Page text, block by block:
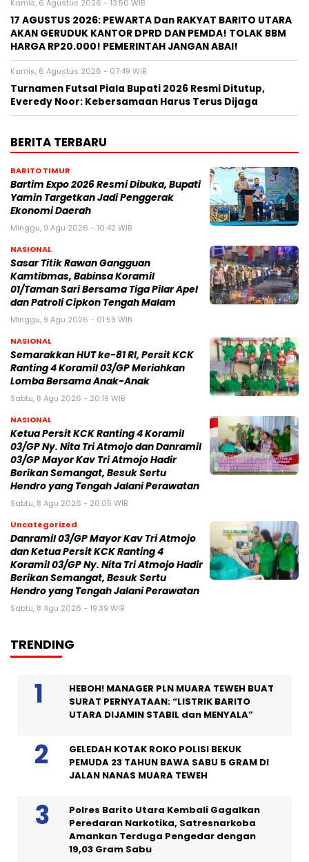
Kamis, 6 Agustus 2026 - 13:50 WIB
17 AGUSTUS 2026: PEWARTA Dan RAKYAT BARITO UTARA
AKAN GERUDUK KANTOR DPRD DAN PEMDA! TOLAK BBM
HARGA RP20.000! PEMERINTAH JANGAN ABAI!
Kamis, 6 Agustus 2026 - 07:49 WIB
Turnamen Futsal Piala Bupati 2026 Resmi Ditutup,
Everedy Noor: Kebersamaan Harus Terus Dijaga
BERITA TERBARU
BARITO TIMUR
Bartim Expo 2026 Resmi Dibuka, Bupati
Yamin Targetkan Jadi Penggerak
Ekonomi Daerah
Minggu, 9 Agu 2026 - 10:42 WIB
NASIONAL
Sasar Titik Rawan Gangguan
Kamtibmas, Babinsa Koramil
01/Taman Sari Bersama Tiga Pilar Apel
dan Patroli Cipkon Tengah Malam
Minggu, 9 Agu 2026 - 01:59 WIB
NASIONAL
Semarakkan HUT ke-81 RI, Persit KCK
Ranting 4 Koramil 03/GP Meriahkan
Lomba Bersama Anak-Anak
Sabtu, 8 Agu 2026 - 20:19 WIB
NASIONAL
Ketua Persit KCK Ranting 4 Koramil
03/GP Ny. Nita Tri Atmojo dan Danramil
03/GP Mayor Kav Tri Atmojo Hadir
Berikan Semangat, Besuk Sertu
Hendro yang Tengah Jalani Perawatan
Sabtu, 8 Agu 2026 - 20:05 WIB
Uncategorized
Danramil 03/GP Mayor Kav Tri Atmojo
dan Ketua Persit KCK Ranting 4
Koramil 03/GP Ny. Nita Tri Atmojo Hadir
Berikan Semangat, Besuk Sertu
Hendro yang Tengah Jalani Perawatan
Sabtu, 8 Agu 2026 - 19:39 WIB
TRENDING
HEBOH! MANAGER PLN MUARA TEWEH BUAT
SURAT PERNYATAAN: “LISTRIK BARITO
UTARA DIJAMIN STABIL dan MENYALA”
GELEDAH KOTAK ROKO POLISI BEKUK
PEMUDA 23 TAHUN BAWA SABU 5 GRAM DI
JALAN NANAS MUARA TEWEH
Polres Barito Utara Kembali Gagalkan
Peredaran Narkotika, Satresnarkoba
Amankan Terduga Pengedar dengan
19,03 Gram Sabu